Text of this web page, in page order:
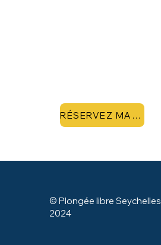
RÉSERVEZ MAINTENANT
© Plongée libre Seychelles
2024